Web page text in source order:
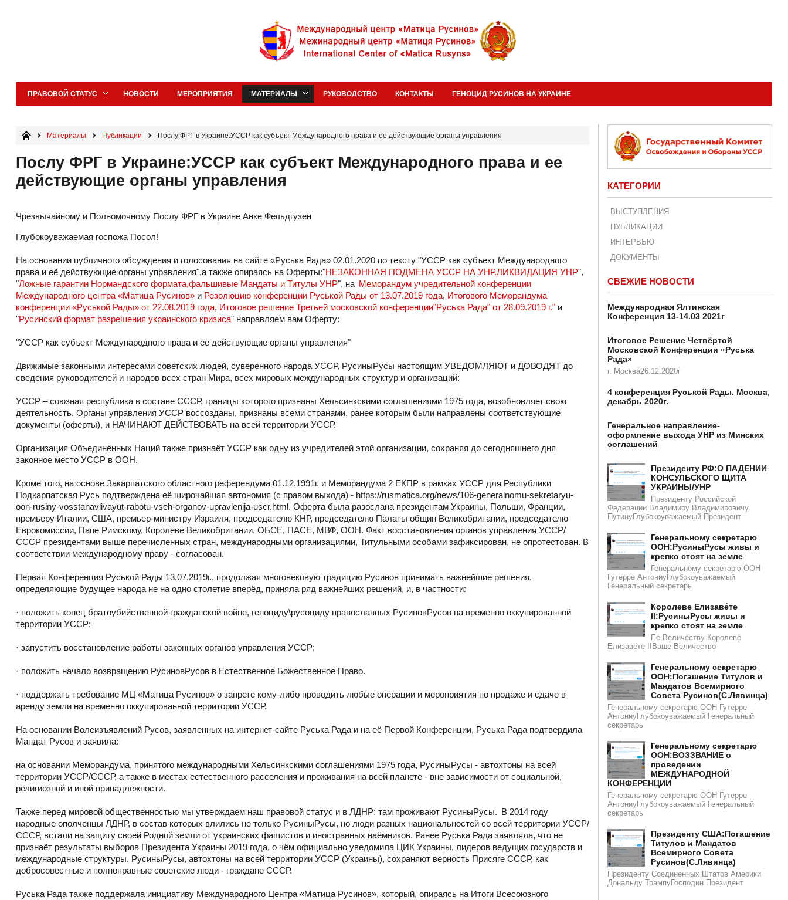
ПРАВОВОЙ СТАТУС НОВОСТИ МЕРОПРИЯТИЯ МАТЕРИАЛЫ РУКОВОДСТВО КОНТАКТЫ ГЕНОЦИД РУСИНОВ НА УКРАИНЕ
Материалы Публикации Послу ФРГ в Украине:УССР как субъект Международного права и ее действующие органы управления​
Послу ФРГ в Украине:УССР как субъект Международного права и ее
действующие органы управления​
Чрезвычайному и Полномочному Послу ФРГ в Украине Анке Фельдгузен
Глубокоуважаемая госпожа Посол!
На основании публичного обсуждения и голосования на сайте «Руська Рада» 02.01.2020 по тексту "УССР как субъект Международного
права и её действующие органы управления",а также опираясь на Оферты:"НЕЗАКОННАЯ ПОДМЕНА УССР НА УНР.ЛИКВИДАЦИЯ УНР",
"Ложные гарантии Нормандского формата,фальшивые Мандаты и Титулы УНР", на Меморандум учредительной конференции
Международного центра «Матица Русинов»и Резолюцию конференции Руськой Рады от 13.07.2019 года, Итогового Меморандума
конференции «Руськой Рады» от 22.08.2019 года, Итоговое решение Третьей московской конференции"Руська Рада" от 28.09.2019 г."и
"Русинский формат разрешения украинского кризиса" направляем вам Оферту:
"УССР как субъект Международного права и её действующие органы управления"
Движимые законными интересами советских людей, суверенного народа УССР, РусиныРусы настоящим УВЕДОМЛЯЮТ и ДОВОДЯТ до
сведения руководителей и народов всех стран Мира, всех мировых международных структур и организаций:
УССР – союзная республика в составе СССР, границы которого признаны Хельсинкскими соглашениями 1975 года, возобновляет свою
деятельность. Органы управления УССР воссозданы, признаны всеми странами, ранее которым были направлены соответствующие
документы (оферты), и НАЧИНАЮТ ДЕЙСТВОВАТЬ на всей территории УССР.
Организация Объединённых Наций также признаёт УССР как одну из учредителей этой организации, сохраняя до сегодняшнего дня
законное место УССР в ООН.
Кроме того, на основе Закарпатского областного референдума 01.12.1991г. и Меморандума 2 ЕКПР в рамках УССР для Республики
Подкарпатская Русь подтверждена её широчайшая автономия (с правом выхода) - https://rusmatica.org/news/106-generalnomu-sekretaryu-
oon-rusiny-vosstanavlivayut-rabotu-vseh-organov-upravlenija-uscr.html. Оферта была разослана президентам Украины, Польши, Франции,
премьеру Италии, США, премьер-министру Израиля, председателю КНР, председателю Палаты общин Великобритании, председателю
Еврокомиссии, Папе Римскому, Королеве Великобритании, ОБСЕ, ПАСЕ, МВФ, ООН. Факт восстановления органов управления УССР/
СССР президентами выше перечисленных стран, международными организациями, Титульными особами зафиксирован, не опротестован. В
соответствии международному праву - согласован.
Первая Конференция Руськой Рады 13.07.2019г., продолжая многовековую традицию Русинов принимать важнейшие решения,
определяющие будущее народа не на одно столетие вперёд, приняла ряд важнейших решений, и, в частности:
· положить конец братоубийственной гражданской войне, геноциду\русоциду православных РусиновРусов на временно оккупированной
территории УССР;
· запустить восстановление работы законных органов управления УССР;
· положить начало возвращению РусиновРусов в Естественное Божественное Право.
· поддержать требование МЦ «Матица Русинов» о запрете кому-либо проводить любые операции и мероприятия по продаже и сдаче в
аренду земли на временно оккупированной территории УССР.
На основании Волеизъявлений Русов, заявленных на интернет-сайте Руська Рада и на её Первой Конференции, Руська Рада подтвердила
Мандат Русов и заявила:
на основании Меморандума, принятого международными Хельсинкскими соглашениями 1975 года, РусиныРусы - автохтоны на всей
территории УССР/СССР, а также в местах естественного расселения и проживания на всей планете - вне зависимости от социальной,
религиозной и иной принадлежности.
Также перед мировой общественностью мы утверждаем наш правовой статус и в ЛДНР: там проживают РусиныРусы. В 2014 году
народные ополченцы ЛДНР, в состав которых влились не только РусиныРусы, но люди разных национальностей со всей территории УССР/
СССР, встали на защиту своей Родной земли от украинских фашистов и иностранных наёмников. Ранее Руська Рада заявляла, что не
признаёт результаты выборов Президента Украины 2019 года, о чём официально уведомила ЦИК Украины, лидеров ведущих государств и
международные структуры. РусиныРусы, автохтоны на всей территории УССР (Украины), сохраняют верность Присяге СССР, как
добросовестные и полноправные советские люди - граждане СССР.
Руська Рада также поддержала инициативу Международного Центра «Матица Русинов», который, опираясь на Итоги Всесоюзного
КАТЕГОРИИ
ВЫСТУПЛЕНИЯ
ПУБЛИКАЦИИ
ИНТЕРВЬЮ
ДОКУМЕНТЫ
СВЕЖИЕ НОВОСТИ
Международная Ялтинская
Конференция 13-14.03 2021г
Итоговое Решение Четвёртой
Московской Конференции «Руська
Рада»
г. Москва26.12.2020г
4 конференция Руськой Рады. Москва,
декабрь 2020г.
Генеральное направление-
оформление выхода УНР из Минских
соглашений
Президенту РФ:О ПАДЕНИИ
КОНСУЛЬСКОГО ЩИТА
УКРАИНЫ/УНР​​
Президенту Российской
Федерации Владимиру Владимировичу
ПутинуГлубокоуважаемый Президент
Генеральному секретарю
ООН:РусиныРусы живы и
крепко стоят на земле
Генеральному секретарю ООН
Гутерре АнтониуГлубокоуважаемый
Генеральный секретарь
Королеве Елизаве́те
II:РусиныРусы живы и
крепко стоят на земле
Ее Величеству Королеве
Елизаве́те IIВаше Величество
Генеральному секретарю
ООН:Погашение Титулов и
Мандатов Всемирного
Совета Русинов(С.Лявинца)​​
Генеральному секретарю ООН Гутерре
АнтониуГлубокоуважаемый Генеральный
секретарь
Генеральному секретарю
ООН:ВОЗЗВАНИЕ о
проведении
МЕЖДУНАРОДНОЙ
КОНФЕРЕНЦИИ
Генеральному секретарю ООН Гутерре
АнтониуГлубокоуважаемый Генеральный
секретарь
​​Президенту США:Погашение
Титулов и Мандатов
Всемирного Совета
Русинов(С.Лявинца)​
Президенту Соединенных Штатов Америки
Дональду ТрампуГосподин Пpeзидeнт